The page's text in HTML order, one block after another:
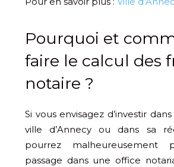
Pourquoi et
faire le calcul des
notaire ?
Si vous envisagez d’investir
ville d’Annecy ou dans sa
pourrez malheureusement
passage dans une office